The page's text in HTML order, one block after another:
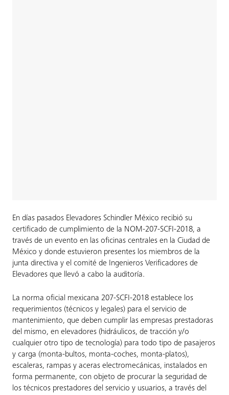
En días pasados Elevadores Schindler México recibió su
certificado de cumplimiento de la NOM-207-SCFI-2018, a
través de un evento en las oficinas centrales en la Ciudad de
México y donde estuvieron presentes los miembros de la
junta directiva y el comité de Ingenieros Verificadores de
Elevadores que llevó a cabo la auditoría.
La norma oficial mexicana 207-SCFI-2018 establece los
requerimientos (técnicos y legales) para el servicio de
mantenimiento, que deben cumplir las empresas prestadoras
del mismo, en elevadores (hidráulicos, de tracción y/o
cualquier otro tipo de tecnología) para todo tipo de pasajeros
y carga (monta-bultos, monta-coches, monta-platos),
escaleras, rampas y aceras electromecánicas, instalados en
forma permanente, con objeto de procurar la seguridad de
los técnicos prestadores del servicio y usuarios, a través del